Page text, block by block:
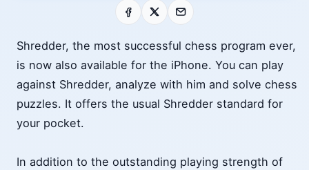
Facebook E-mail
Shredder, the most successful chess program ever,
is now also available for the iPhone. You can play
against Shredder, analyze with him and solve chess
puzzles. It offers the usual Shredder standard for
your pocket.
In addition to the outstanding playing strength of